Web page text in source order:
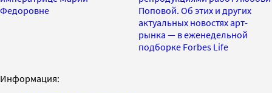
Федоровне
Поповой. Об этих и других
актуальных новостях арт-
рынка — в еженедельной
подборке Forbes Life
Информация: